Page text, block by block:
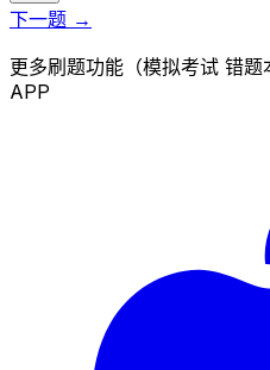
下一题 →
更多刷题功能（模拟考试 错
APP